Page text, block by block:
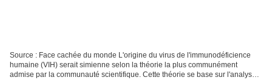
Source : Face cachée du monde L'origine du virus de l'immunodéficience
humaine (VIH) serait simienne selon la théorie la plus communément
admise par la communauté scientifique. Cette théorie se base sur l'analyse